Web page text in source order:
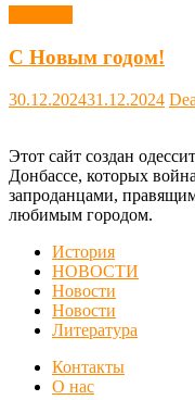
С Новым годом!
30.12.202431.12.2024
Этот сайт создан
Донбассе, которых
запроданцами,
любимым городом.
История
НОВОСТИ
Новости
Новости
Литература
Контакты
О нас